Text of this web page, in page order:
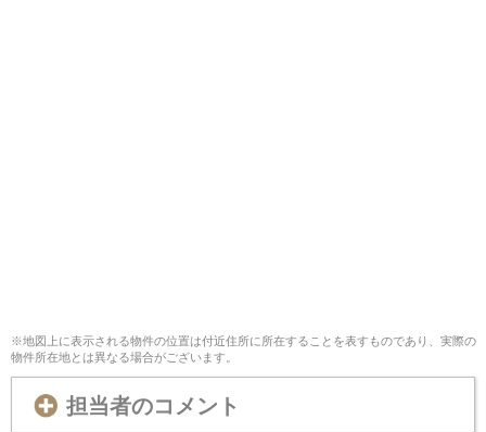
※地図上に表示される物件の位置は付近住所に所在することを表すものであり、実際の
物件所在地とは異なる場合がございます。
担当者のコメント